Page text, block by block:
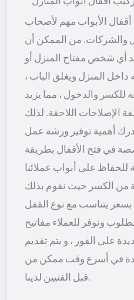
أقفال الأبواب مهم لأصحاب
والشركات. من الممكن أن
أي شخص مفتاح المنزل أو
داخل المنزل ويغلق الباب ،
للكسر والدخول ، مما يزيد
الإصلاحات اللاحقة. لذلك
أهمية توفير ورشة عمل
في فتح الأقفال بطريقة
للحفاظ على أبواب عملائنا
من الكسر حيث نقوم بذلك
بسعر يتناسب مع نوع القفل
ونوفر للعملاء مفاتيح
على الفور ، و يتم تقديم
في أسرع وقت ممكن من